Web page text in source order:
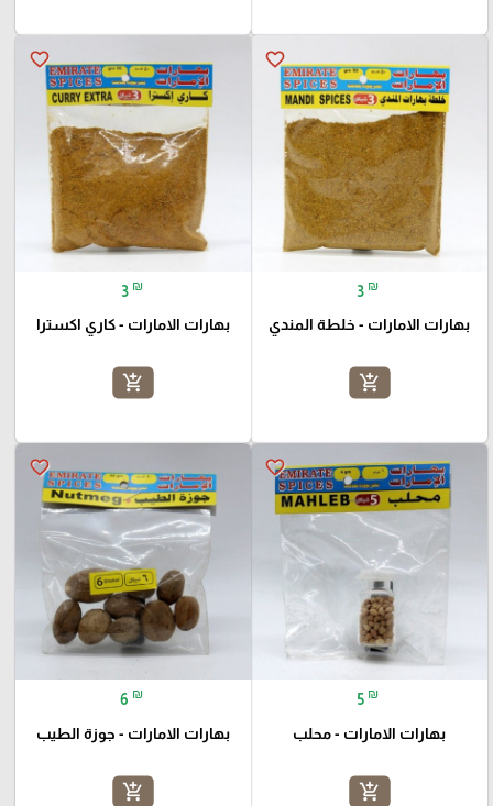
favorite_border
3 ₪
بهارات الامارات - خلطة المندي
add_shopping_cart
favorite_border
3 ₪
بهارات الامارات - كاري اكسترا
add_shopping_cart
favorite_border
5 ₪
بهارات الامارات - محلب
add_shopping_cart
favorite_border
6 ₪
بهارات الامارات - جوزة الطيب
add_shopping_cart